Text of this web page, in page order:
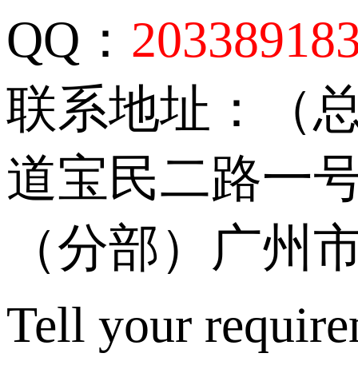
QQ：
联系地址：（
道宝民二路一
（分部）广州
Tell your